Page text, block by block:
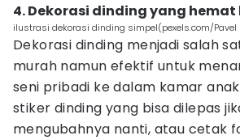
4. Dekorasi dinding yang
ilustrasi dekorasi dinding simpel(pexels.com/Pavel
Dekorasi dinding menjadi salah
murah namun efektif untuk
seni pribadi ke dalam kamar
stiker dinding yang bisa dilepas
mengubahnya nanti, atau cetak